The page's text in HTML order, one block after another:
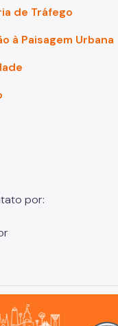
de Tráfego
à Paisagem Urbana
por:
e sustentável